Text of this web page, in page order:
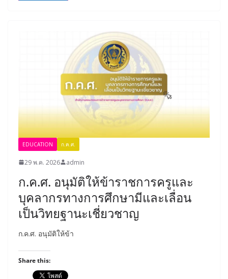
EDUCATION ก.ค.ศ.
29 พ.ค. 2026 admin
ก.ค.ศ. อนุมัติให้ข้าราชการครูและ
บุคลากรทางการศึกษามีและเลื่อน
เป็นวิทยฐานะเชี่ยวชาญ
ก.ค.ศ. อนุมัติให้ข้า
Share this: